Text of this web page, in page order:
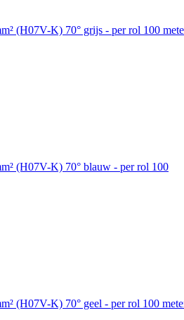
(H07V-K) 70° grijs - per rol 100
(H07V-K) 70° blauw - per rol 100
(H07V-K) 70° geel - per rol 100